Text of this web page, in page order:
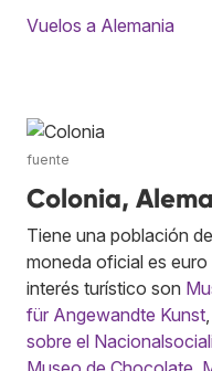
Vuelos a Alemania
fuente
Colonia,
Tiene una población
moneda oficial es
interés turístico son
für Angewandte Kunst
sobre el